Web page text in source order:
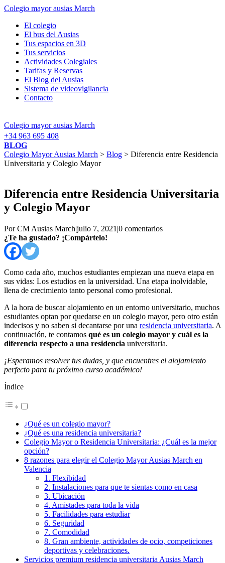
Colegio mayor ausias March
El colegio
El bus del Ausias
Tus espacios en 3D
Tus servicios
Actividades Colegiales
Tarifas y Reservas
El Blog del Ausias
Sistema de videovigilancia
Contacto
Colegio mayor ausias March
+34 963 695 408
BLOG
Colegio Mayor Ausias March > Blog > Diferencia entre Residencia
Universitaria y Colegio Mayor
Diferencia entre Residencia Universitaria
y Colegio Mayor
Por CM Ausias March|julio 7, 2021 |0 comentarios
¿Te ha gustado? ¡Compártelo!
Como cada año, muchos estudiantes empiezan una nueva etapa en
sus vidas: Los estudios en la universidad. Una etapa inolvidable,
llena de crecimiento tanto personal como profesional.
A la hora de buscar alojamiento en un entorno universitario, muchos
estudiantes optan por quedarse en un colegio mayor, pero otro están
indecisos y no saben si decantarse por una residencia universitaria. A
continuación, te contamos qué es un colegio mayor y cuál es la
diferencia respecto a una residencia universitaria.
¡Esperamos resolver tus dudas, y que encuentres el alojamiento
perfecto para tu próximo curso académico!
Índice
¿Qué es un colegio mayor?
¿Qué es una residencia universitaria?
Colegio Mayor o Residencia Universitaria: ¿Cuál es la mejor
opción?
8 razones para elegir el Colegio Mayor Ausias March en
Valencia
1. Flexibidad
2. Instalaciones para que te sientas como en casa
3. Ubicación
4. Amistades para toda la vida
5. Facilidades para estudiar
6. Seguridad
7. Comodidad
8. Gran ambiente, actividades de ocio, competiciones
deportivas y celebraciones.
Servicios premium residencia universitaria Ausias March